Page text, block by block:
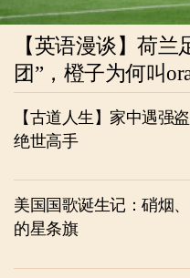
【英语漫谈】荷
团”，橙子为何叫
【古道人生】家中遇强
绝世高手
美国国歌诞生记：硝烟
的星条旗